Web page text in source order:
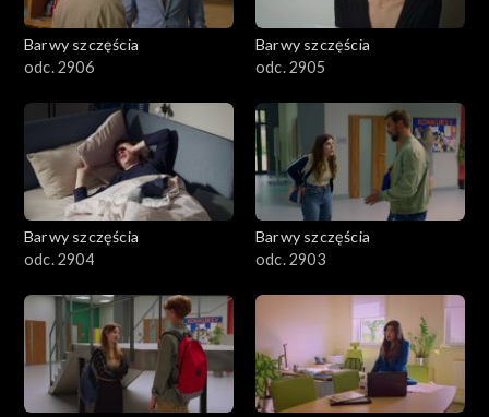
Barwy szczęścia
odc. 2906
Barwy szczęścia
odc. 2905
Barwy szczęścia
odc. 2904
Barwy szczęścia
odc. 2903